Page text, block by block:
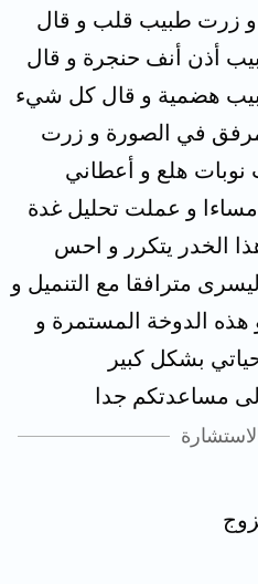
زرت طبيب قلب و قال
أذن أنف حنجرة و قال
هضمية و قال كل شيء
في الصورة و زرت
هلع و أعطاني
مساءا و عملت تحليل غدة
الخدر يتكرر و احس
مترافقا مع التنميل و
الدوخة المستمرة و
بشكل كبير
مساعدتكم جدا